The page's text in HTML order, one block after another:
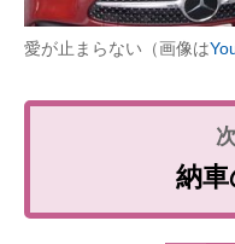
愛が止まらない（画像は
納